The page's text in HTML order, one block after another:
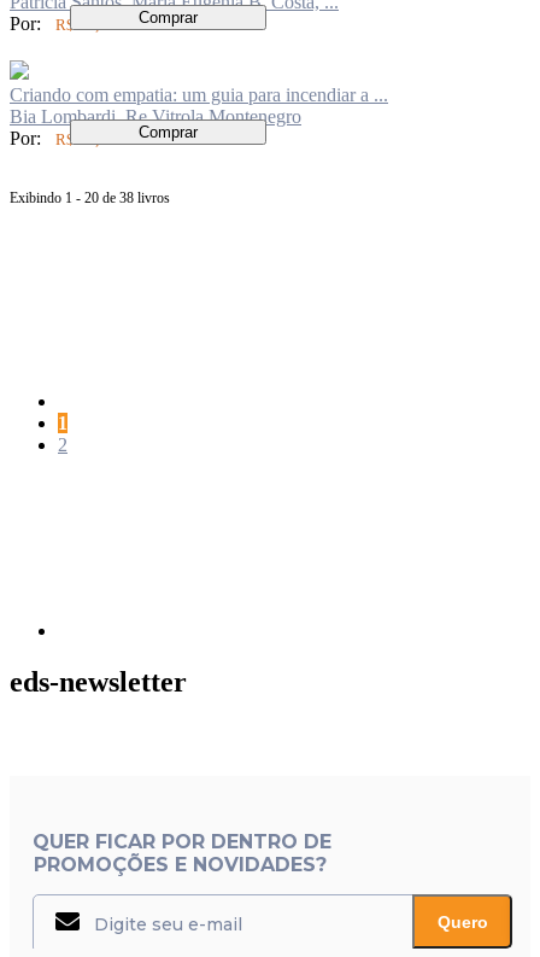
Por:
R$ 83,00 Comprar
Criando com empatia: um guia para incendiar a ...
Bia Lombardi, Re Vitrola Montenegro
Por:
R$ 94,00 Comprar
Exibindo 1 - 20 de 38 livros
Página
1
Página
2
eds-newsletter
QUER FICAR POR DENTRO DE
PROMOÇÕES E NOVIDADES?
Quero